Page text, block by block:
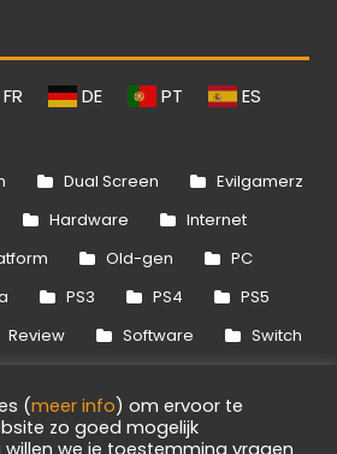
FR DE PT ES
Dual Screen
Evilgamerz
Hardware
Internet
Old-gen
PC
PS3 PS4
PS5
Review Software
Switch
One Xbox Series
(meer info) om ervoor te
zo goed mogelijk
we je toestemming vragen